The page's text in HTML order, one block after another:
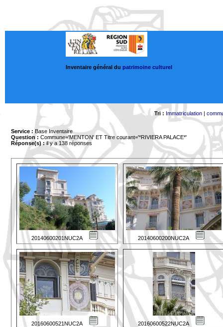
Inventaire général du patrimoine culturel
Tri : Immatriculation|
Service : Base Inventaire
Question : Commune='MENTON' ET Titre courant='*RIVIERA PALACE*'
Réponse(s) :il y a 138 réponses
20140600201NUC2A 20140600200NUC2A
20160600521NUC2A 20160600522NUC2A